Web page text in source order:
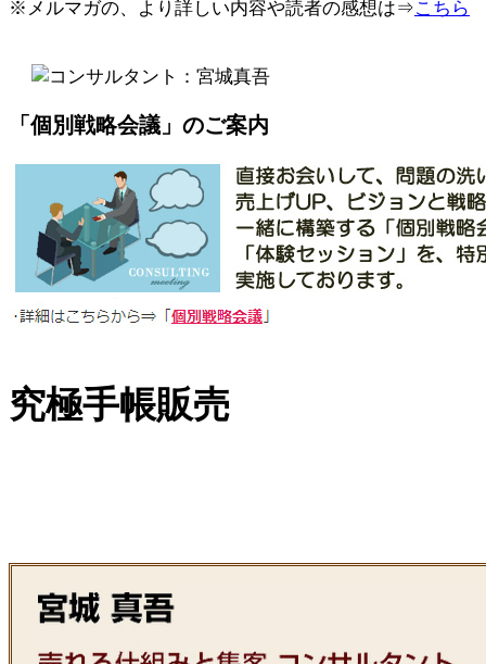
※メルマガの、より詳しい内容や読者の感想は⇒こちら
「個別戦略会議」のご案内
究極手帳販売